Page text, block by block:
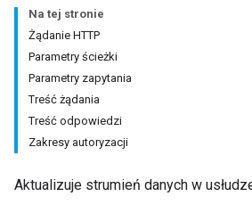
Na tej stronie
Żądanie HTTP
Parametry ścieżki
Parametry zapytania
Treść żądania
Treść odpowiedzi
Zakresy autoryzacji
Aktualizuje strumień danych w